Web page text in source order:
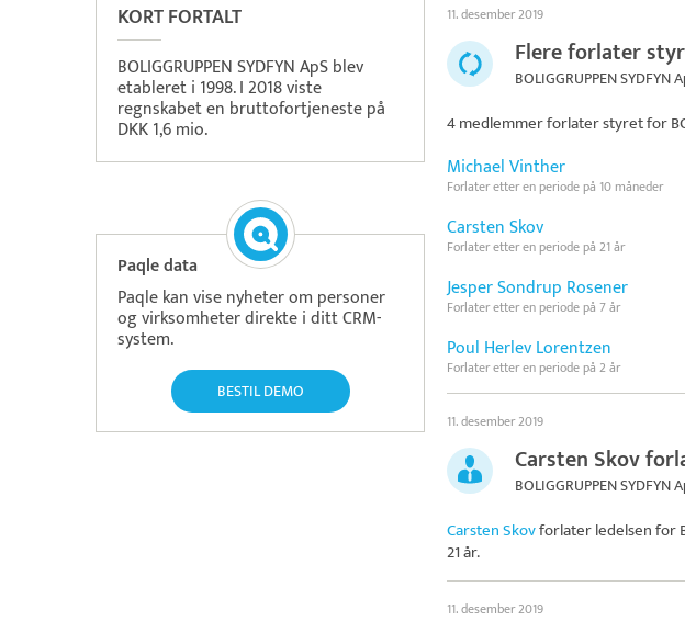
KORT FORTALT
BOLIGGRUPPEN SYDFYN ApS blev
etableret i 1998. I 2018 viste
regnskabet en bruttofortjeneste på
DKK 1,6 mio.
Paqle data
Paqle kan vise nyheter om personer
og virksomheter direkte i ditt CRM-
system.
BESTIL DEMO
11. desember 2019
Flere forlater
BOLIGGRUPPEN SYDFYN
4 medlemmer forlater styret for
Michael Vinther
Forlater etter en periode på 10 måneder
Carsten Skov
Forlater etter en periode på 21 år
Jesper Sondrup Rosener
Forlater etter en periode på 7 år
Poul Herlev Lorentzen
Forlater etter en periode på 2 år
11. desember 2019
Carsten Skov
BOLIGGRUPPEN SYDFYN
Carsten Skovforlater ledelsen for
21 år.
11. desember 2019